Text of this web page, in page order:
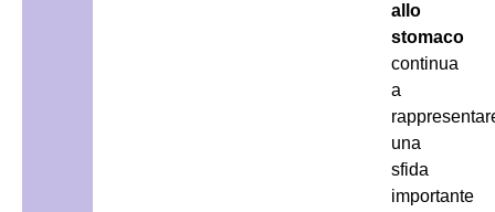
allo
stomaco
continua
a
una
sfida
importante